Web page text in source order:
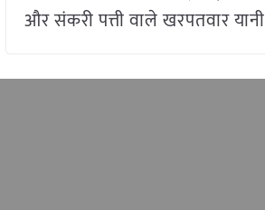
और संकरी पत्ती वाले खरपतवार यानी